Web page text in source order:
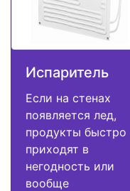
Испаритель
Если на стенах
появляется лед,
продукты быстро
приходят в
негодность или
вообще